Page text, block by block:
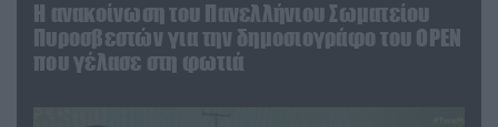
Η ανακοίνωση του Πανελλήνιου Σωματείου
Πυροσβεστών για την δημοσιογράφο του OPEN
που γέλασε στη φωτιά